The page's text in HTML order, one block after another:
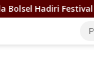
TIFF Tomohon